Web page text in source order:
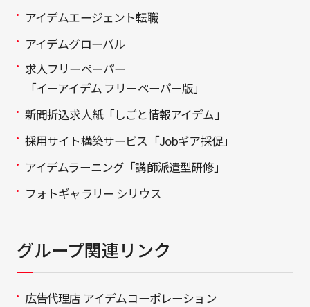
アイデムエージェント転職
アイデムグローバル
求人フリーペーパー
「イーアイデム フリーペーパー版」
新聞折込求人紙「しごと情報アイデム」
採用サイト構築サービス「Jobギア採促」
アイデムラーニング「講師派遣型研修」
フォトギャラリー シリウス
グループ関連リンク
広告代理店 アイデムコーポレーション